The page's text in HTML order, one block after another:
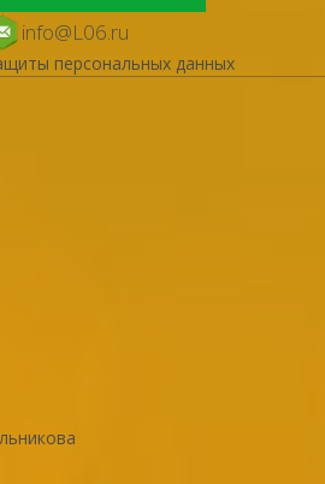
info@L06.ru
персональных данных